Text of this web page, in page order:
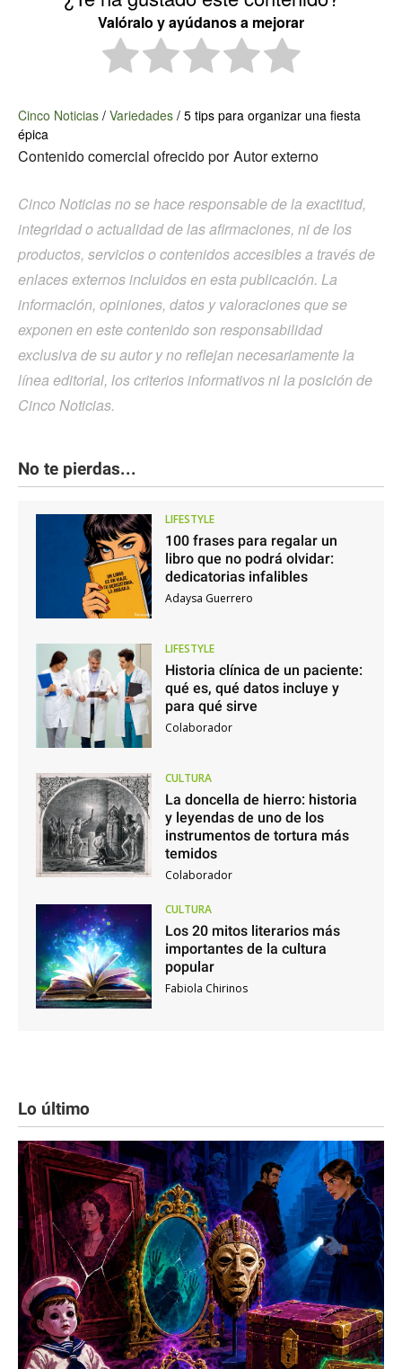
Valóralo y ayúdanos a mejorar
Cinco Noticias / Variedades / 5 tips para organizar una fiesta
épica
Contenido comercial ofrecido por Autor externo
Cinco Noticias no se hace responsable de la exactitud,
integridad o actualidad de las afirmaciones, ni de los
productos, servicios o contenidos accesibles a través de
enlaces externos incluidos en esta publicación. La
información, opiniones, datos y valoraciones que se
exponen en este contenido son responsabilidad
exclusiva de su autor y no reflejan necesariamente la
línea editorial, los criterios informativos ni la posición de
Cinco Noticias.
No te pierdas...
LIFESTYLE
100 frases para regalar un
libro que no podrá olvidar:
dedicatorias infalibles
Adaysa Guerrero
LIFESTYLE
Historia clínica de un paciente:
qué es, qué datos incluye y
para qué sirve
Colaborador
CULTURA
La doncella de hierro: historia
y leyendas de uno de los
instrumentos de tortura más
temidos
Colaborador
CULTURA
Los 20 mitos literarios más
importantes de la cultura
popular
Fabiola Chirinos
Lo último